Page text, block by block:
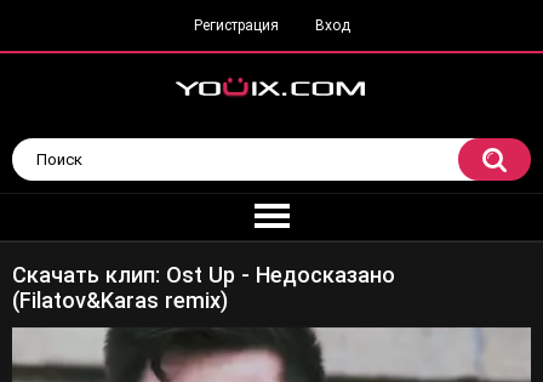
Регистрация Вход
Скачать клип: Ost Up - Недосказано
(Filatov&Karas remix)